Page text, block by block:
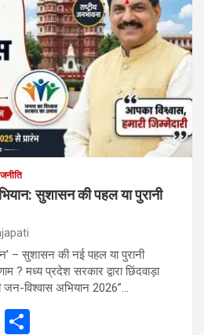
सुशासन की पहल या पुरानी
– सुशासन की नई पहल या पुरानी
? मध्य प्रदेश सरकार द्वारा छिंदवाड़ा
विश्वास अभियान 2026”…
E